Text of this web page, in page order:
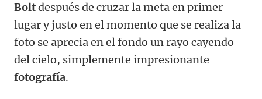
Boltdespués de cruzar la meta en primer
lugar y justo en el momento que se realiza la
foto se aprecia en el fondo un rayo cayendo
del cielo, simplemente impresionante
fotografía.